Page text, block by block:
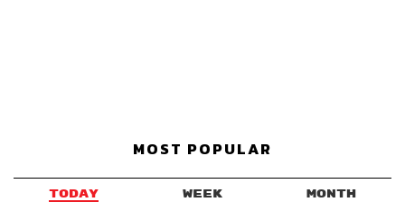
MOST POPULAR
TODAY WEEK MONTH